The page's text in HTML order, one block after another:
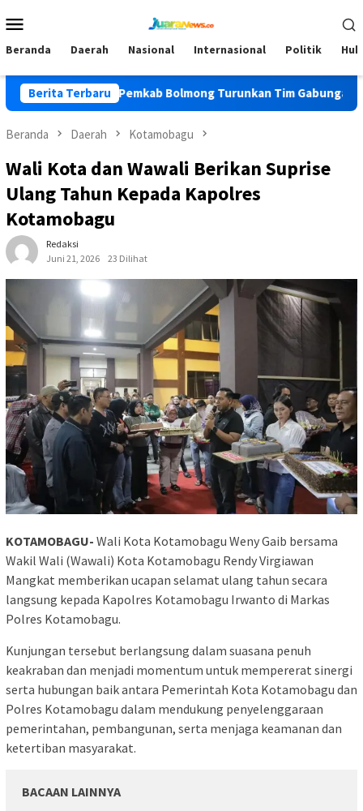
ke
Mobile
Beranda Daerah Nasional Internasional Politik
Berita Terbaru
Pemkab Bolmong Turunkan Tim Gabungan Cegah
Beranda Daerah Kotamobagu
Wali Kota dan Wawali Berikan Suprise
Ulang Tahun Kepada Kapolres
Kotamobagu
Redaksi
Juni 21, 2026
23 Dilihat
KOTAMOBAGU- Wali Kota Kotamobagu Weny Gaib bersama
Wakil Wali (Wawali) Kota Kotamobagu Rendy Virgiawan
Mangkat memberikan ucapan selamat ulang tahun secara
langsung kepada Kapolres Kotamobagu Irwanto di Markas
Polres Kotamobagu.
Kunjungan tersebut berlangsung dalam suasana penuh
keakraban dan menjadi momentum untuk mempererat sinergi
serta hubungan baik antara Pemerintah Kota Kotamobagu dan
Polres Kotamobagu dalam mendukung penyelenggaraan
pemerintahan, pembangunan, serta menjaga keamanan dan
ketertiban masyarakat.
BACAAN LAINNYA